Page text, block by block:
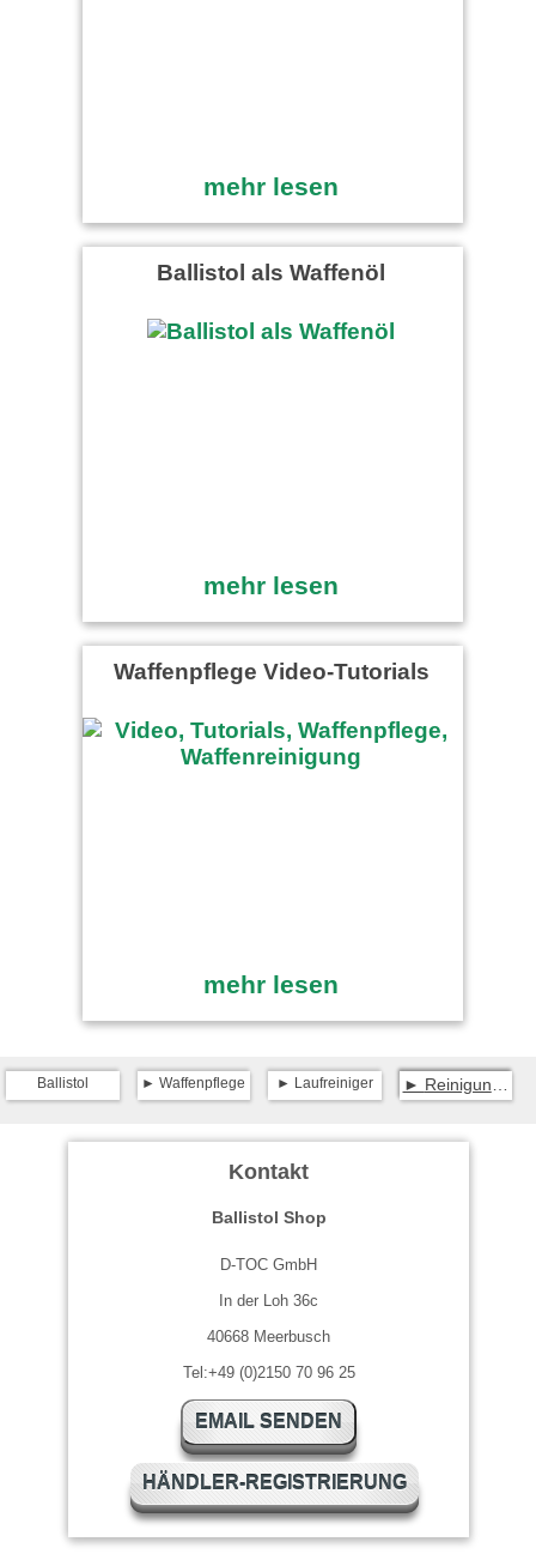
mehr lesen
Ballistol als Waffenöl
mehr lesen
Waffenpflege Video-Tutorials
mehr lesen
Ballistol Waffenpflege Laufreiniger Reinigungs-Garnitur für Flinten
Kontakt
Ballistol Shop
D-TOC GmbH
In der Loh 36c
40668 Meerbusch
Tel:+49 (0)2150 70 96 25
EMAIL SENDEN
HÄNDLER-REGISTRIERUNG